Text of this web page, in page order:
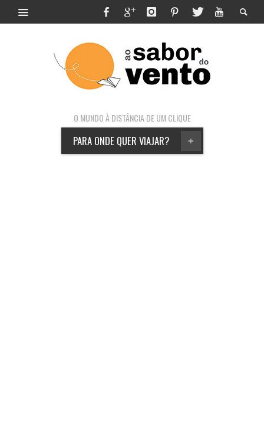
O MUNDO À DISTÂNCIA DE UM CLIQUE
+
PARA ONDE QUER VIAJAR?